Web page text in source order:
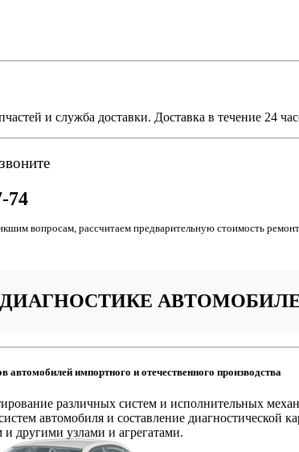
и служба доставки. Доставка в течение 24
74
вопросам, рассчитаем предварительную стоимость
ДИАГНОСТИКЕ
автомобилей импортного и отечественного производства
различных систем и исполнительных
автомобиля и составление
и другими узлами и агрегатами.